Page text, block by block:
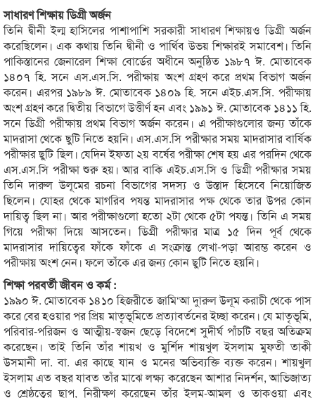
সাধারণ শিক্ষায় ডিগ্রী অর্জন
তিনি দ্বীনী ইল্ম হাসিলের পাশাপাশি সরকারী সাধারণ শিক্ষায়ও ডিগ্রী অর্জন
করেছিলেন। এক কথায় তিনি দ্বীনী ও পার্থিব উভয় শিক্ষারই সমাবেশ। তিনি
পাকিস্তানের জেনারেল শিক্ষা বোর্ডের অধীনে অনুষ্ঠিত ১৯৮৭ ঈ. মোতাবেক
১৪০৭ হি. সনে এস.এস.সি. পরীক্ষায় অংশ গ্রহণ করে প্রথম বিভাগ অর্জন
করেন। এরপর ১৯৮৯ ঈ. মোতাবেক ১৪০৯ হি. সনে এইচ.এস.সি. পরীক্ষায়
অংশ গ্রহণ করে দ্বিতীয় বিভাগে উত্তীর্ণ হন এবং ১৯৯১ ঈ. মোতাবেক ১৪১১ হি.
সনে ডিগ্রী পরীক্ষায় প্রথম বিভাগ অর্জন করেন। এ পরীক্ষাগুলোর জন্য তাঁকে
মাদরাসা থেকে ছুটি নিতে হয়নি। এস.এস.সি পরীক্ষার সময় মাদরাসার বার্ষিক
পরীক্ষার ছুটি ছিল। যেদিন ইফতা ২য় বর্ষের পরীক্ষা শেষ হয় এর পরদিন থেকে
এস.এস.সি পরীক্ষা শুরু হয়। আর বাকি এইচ.এস.সি ও ডিগ্রী পরীক্ষার সময়
তিনি দারুল উলূমের রচনা বিভাগের সদস্য ও উস্তাদ হিসেবে নিয়োজিত
ছিলেন। যোহর থেকে মাগরিব পযন্ত মাদরাসার পক্ষ থেকে তার উপর কোন
দায়িত্ব ছিল না। আর পরীক্ষাগুলো হতো ২টা থেকে ৫টা পযন্ত। তিনি এ সময়
গিয়ে পরীক্ষা দিয়ে আসতেন। ডিগ্রী পরীক্ষার মাত্র ১৫ দিন পূর্ব থেকে
মাদরাসার দায়িত্বের ফাঁকে ফাঁকে এ সংক্রান্ত লেখা-পড়া আরম্ভ করেন ও
পরীক্ষায় অংশ নেন। ফলে তাঁকে এর জন্য কোন ছুটি নিতে হয়নি।
শিক্ষা পরবর্তী জীবন ও কর্ম :
১৯৯০ ঈ. মোতাবেক ১৪১০ হিজরীতে জামি‘আ দাুরুল উলূম করাচী থেকে পাস
করে বের হওয়ার পর প্রিয় মাতৃভূমিতে প্রত্যাবর্তনের ইচ্ছা করেন। যে মাতৃভূমি,
পরিবার-পরিজন ও আত্মীয়-স্বজন ছেড়ে বিদেশে সুদীর্ঘ পাঁচটি বছর অতিক্রম
করেছেন। তাই তিনি তাঁর শায়খ ও মুর্শিদ শায়খুল ইসলাম মুফতী তাকী
উসমানী দা. বা. এর কাছে যান ও মনের অভিব্যক্তি ব্যক্ত করেন। শায়খুল
ইসলাম এত বছর যাবত তাঁর মাঝে লক্ষ্য করেছেন আশার নিদর্শন, আভিজাত্য
ও শ্রেষ্ঠত্বের ছাপ, নিরীক্ষণ করেছেন তাঁর ইলম-আমল ও তাকওয়া এবং